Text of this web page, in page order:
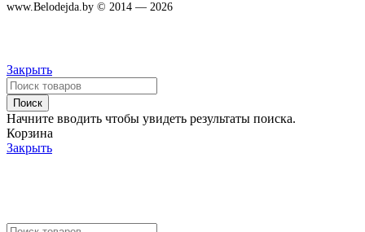
www.Belodejda.by © 2014 — 2026
Закрыть
Поиск
Начните вводить чтобы увидеть результаты поиска.
Корзина
Закрыть